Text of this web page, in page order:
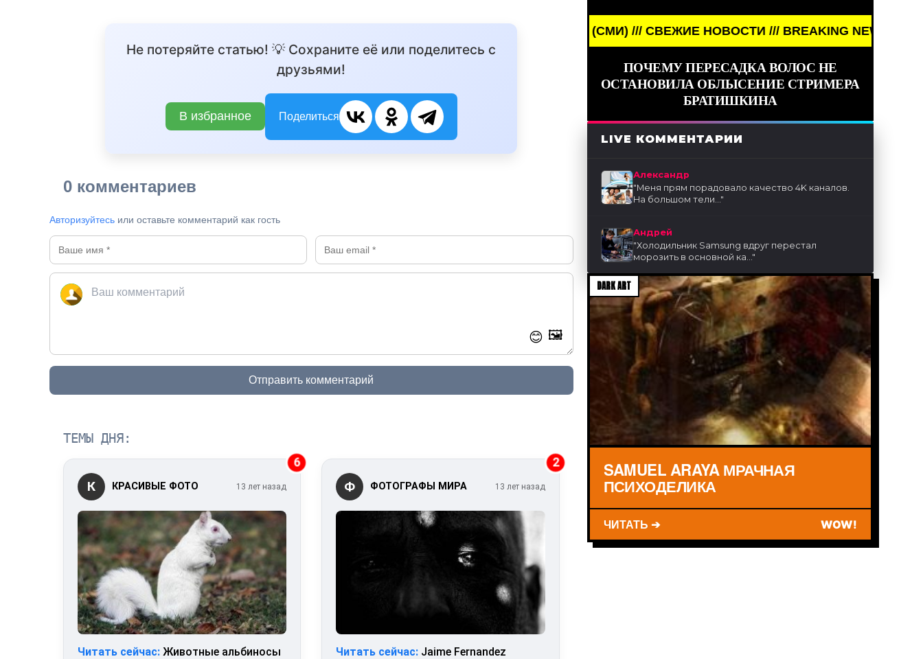
Не потеряйте статью! 💡 Сохраните её или поделитесь с
друзьями!
В избранное Поделиться
0 комментариев
Авторизуйтесь или оставьте комментарий как гость
😊 🖼️
Отправить комментарий
ТЕМЫ ДНЯ:
6
К КРАСИВЫЕ ФОТО 13 лет назад
Читать сейчас: Животные альбиносы
2
Ф ФОТОГРАФЫ МИРА 13 лет назад
Читать сейчас: Jaime Fernandez
BREAKING NEWS /// НОВОСТИ (СМИ) /// СВЕЖИЕ НОВОСТИ /// BREAKING NEWS /// НОВОСТИ
ПОЧЕМУ ПЕРЕСАДКА ВОЛОС НЕ
ОСТАНОВИЛА ОБЛЫСЕНИЕ СТРИМЕРА
БРАТИШКИНА
LIVE КОММЕНТАРИИ
Александр
"Меня прям порадовало качество 4K каналов.
На большом тели..."
Андрей
"Холодильник Samsung вдруг перестал
морозить в основной ка..."
DARK ART
SAMUEL ARAYA МРАЧНАЯ
ПСИХОДЕЛИКА
ЧИТАТЬ ➔ WOW!